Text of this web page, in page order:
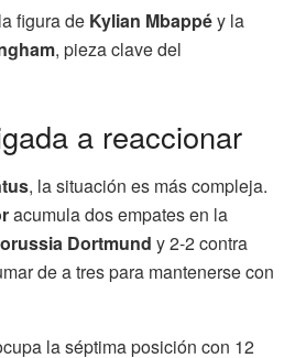
figura de Kylian Mbappéy la
, pieza clave del
a reaccionar
, la situación es más compleja.
acumula dos empates en la
Dortmund y 2-2 contra
de a tres para mantenerse con
la séptima posición con 12